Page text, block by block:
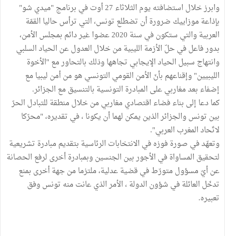
وابرز خلال استضافته يوم الثلاثاء 27 أوت في برنامج "ميدي شو"
بإذاعة موزاييك ضرورة أن تضطلع تونس، التي ترأس حاليا القمّة
العربية والتي ستكون في سنة 2020 عضوا غير دائم بمجلس الأمن،
بدور فاعل في حلّ الأزمة الليبية من خلال العدول عن الحياد السلبي
وانتهاج سبيل الحياد الإيجابي تجاهها وذلك بالتحاور مع "الأخوة
الليبيين" وإقناعهم بأنّ الأمن القومي التونسي هو من أمن ليبيا مع
إضفاء بعد مغاربي على المبادرة التونسية بالتنسيق مع الجزائر.
كما دعا إلى بناء فضاء اقتصادي مغاربي من خلال منطقة للتبادل الحرّ
بين تونس والجزائر الذين يمكن لهما أن يكونا ، في تقديره، "محرّكا
لاتّحاد المغرب العربي".
وتعهّد في صورة فوزه في الانتخابات الرئاسية بتقديم مبادرة تشريعية
لتحقيق المساواة في الأجور بين الجنسين وبمبادرة أخرى لرفع الحصانة
عن أيّ مسؤول متورّط في قضية عدلية، ملتزما من جهة أخرى بمنع
تدخّل العائلة في شؤون الدولة ، الأمر الذي عانت منه تونس وفق
تعبيره.